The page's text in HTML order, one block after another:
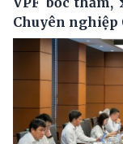
Chuyên nghiệp